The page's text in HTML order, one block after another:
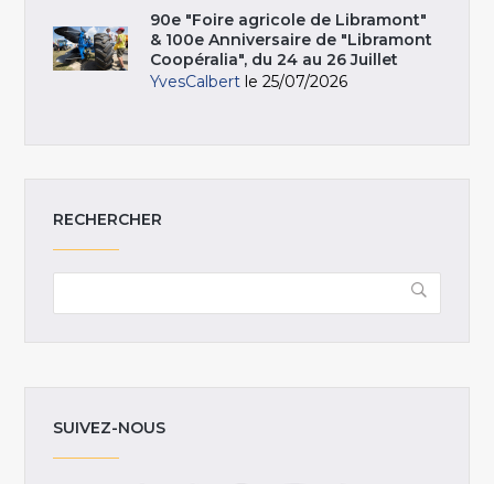
90e "Foire agricole de Libramont"
& 100e Anniversaire de "Libramont
Coopéralia", du 24 au 26 Juillet
YvesCalbert le 25/07/2026
RECHERCHER
SUIVEZ-NOUS